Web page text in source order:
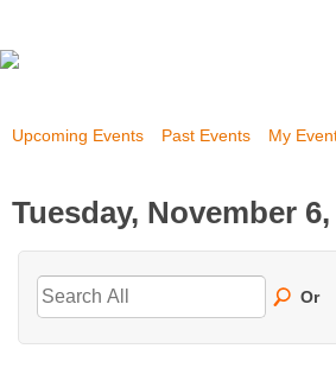
Upcoming Events Past Events My
Tuesday, November 6,
Or